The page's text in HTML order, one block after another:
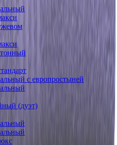
с европростыней
(дуэт)